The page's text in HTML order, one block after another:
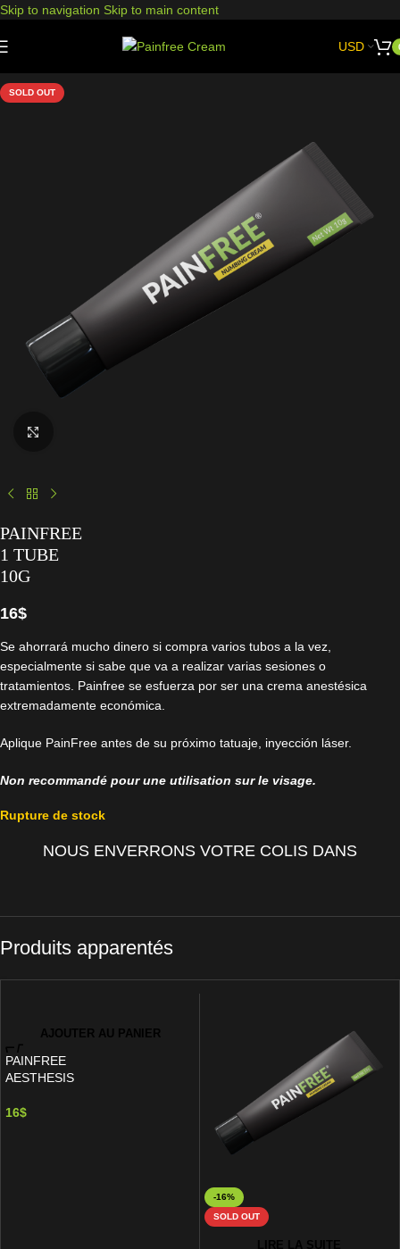
Skip to navigation Skip to main content
USD
SOLD OUT
PAINFREE
1 TUBE
10G
16$
Se ahorrará mucho dinero si compra varios tubos a la vez,
especialmente si sabe que va a realizar varias sesiones o
tratamientos. Painfree se esfuerza por ser una crema anestésica
extremadamente económica.
Aplique PainFree antes de su próximo tatuaje, inyección láser.
Non recommandé pour une utilisation sur le visage.
Rupture de stock
NOUS ENVERRONS VOTRE COLIS DANS
Produits apparentés
AJOUTER AU PANIER
PAINFREE
AESTHESIS
16$
-16%
SOLD OUT
LIRE LA SUITE